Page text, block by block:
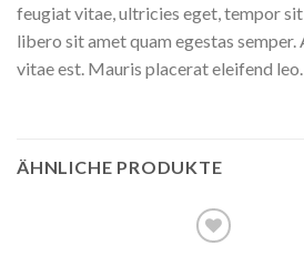
feugiat vitae, ultricies eget, tempor sit
libero sit amet quam egestas semper.
vitae est. Mauris placerat eleifend leo.
ÄHNLICHE PRODUKTE